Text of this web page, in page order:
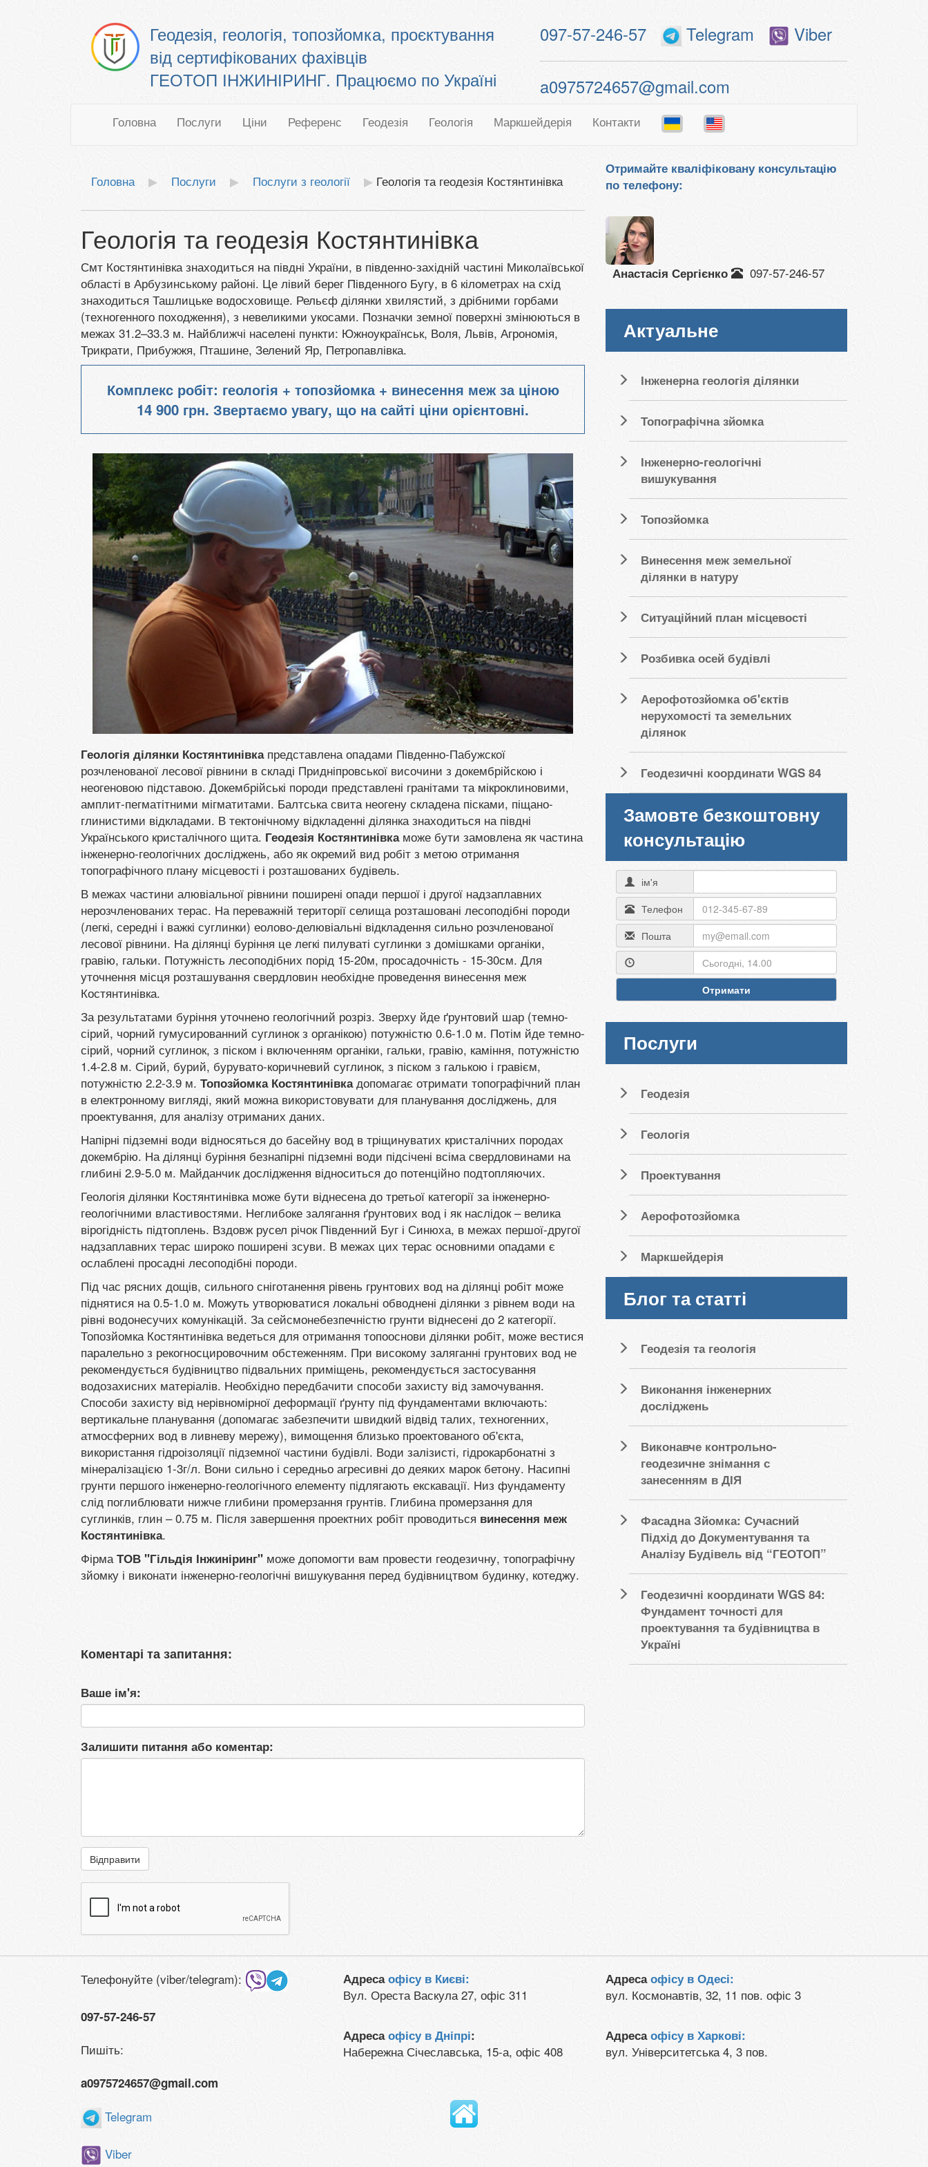
Геодезія, геологія, топозйомка, проєктування
від сертифікованих фахівців
ГЕОТОП ІНЖИНІРИНГ. Працюємо по Україні
097-57-246-57 Telegram Viber
a0975724657@gmail.com
Головна Послуги Ціни Референс Геодезія Геологія Маркшейдерія Контакти
Головна Послуги Послуги з геології Геологія та геодезія Костянтинівка
Геологія та геодезія Костянтинівка
Смт Костянтинівка знаходиться на півдні України, в південно-західній частині Миколаївської
області в Арбузинському районі. Це лівий берег Південного Бугу, в 6 кілометрах на схід
знаходиться Ташлицьке водосховище. Рельєф ділянки хвилястий, з дрібними горбами
(техногенного походження), з невеликими укосами. Позначки земної поверхні змінюються в
межах 31.2–33.3 м. Найближчі населені пункти: Южноукраїнськ, Воля, Львів, Агрономія,
Трикрати, Прибужжя, Пташине, Зелений Яр, Петропавлівка.
Комплекс робіт: геологія + топозйомка + винесення меж за ціною
14 900 грн. Звертаємо увагу, що на сайті ціни орієнтовні.
Геологія ділянки Костянтинівкапредставлена опадами Південно-Пабужскої
розчленованої лесової рівнини в складі Придніпровської височини з докембрійскою і
неогеновою підставою. Докембрійські породи представлені гранітами та мікроклиновими,
амплит-пегматітними мігматитами. Балтська свита неогену складена пісками, піщано-
глинистими відкладами. В тектонічному відкладенні ділянка знаходиться на півдні
Українського кристалічного щита. Геодезія Костянтинівкаможе бути замовлена як частина
інженерно-геологічних досліджень, або як окремий вид робіт з метою отримання
топографічного плану місцевості і розташованих будівель.
В межах частини алювіальної рівнини поширені опади першої і другої надзаплавних
нерозчленованих терас. На переважній території селища розташовані лесоподібні породи
(легкі, середні і важкі суглинки) еолово-делювіальні відкладення сильно розчленованої
лесової рівнини. На ділянці буріння це легкі пилуваті суглинки з домішками органіки,
гравію, гальки. Потужність лесоподібних порід 15-20м, просадочність - 15-30см. Для
уточнення місця розташування свердловин необхідне проведення винесення меж
Костянтинівка.
За результатами буріння уточнено геологічний розріз. Зверху йде ґрунтовий шар (темно-
сірий, чорний гумусированний суглинок з органікою) потужністю 0.6-1.0 м. Потім йде темно-
сірий, чорний суглинок, з піском і включенням органіки, гальки, гравію, каміння, потужністю
1.4-2.8 м. Сірий, бурий, бурувато-коричневий суглинок, з піском з галькою і гравієм,
потужністю 2.2-3.9 м. Топозйомка Костянтинівкадопомагає отримати топографічний план
в електронному вигляді, який можна використовувати для планування досліджень, для
проектування, для аналізу отриманих даних.
Напірні підземні води відносяться до басейну вод в тріщинуватих кристалічних породах
докембрію. На ділянці буріння безнапірні підземні води підсічені всіма свердловинами на
глибині 2.9-5.0 м. Майданчик дослідження відноситься до потенційно подтопляючих.
Геологія ділянки Костянтинівка може бути віднесена до третьої категорії за інженерно-
геологічними властивостями. Неглибоке залягання ґрунтових вод і як наслідок – велика
вірогідність підтоплень. Вздовж русел річок Південний Буг і Синюха, в межах першої-другої
надзаплавних терас широко поширені зсуви. В межах цих терас основними опадами є
ослаблені просадні лесоподібні породи.
Під час рясних дощів, сильного сніготанення рівень грунтових вод на ділянці робіт може
піднятися на 0.5-1.0 м. Можуть утворюватися локальні обводнені ділянки з рівнем води на
рівні водонесучих комунікацій. За сейсмонебезпечністю грунти віднесені до 2 категорії.
Топозйомка Костянтинівка ведеться для отримання топооснови ділянки робіт, може вестися
паралельно з рекогносцировочним обстеженням. При високому заляганні грунтових вод не
рекомендується будівництво підвальних приміщень, рекомендується застосування
водозахисних матеріалів. Необхідно передбачити способи захисту від замочування.
Способи захисту від нерівномірної деформації ґрунту під фундаментами включають:
вертикальне планування (допомагає забезпечити швидкий відвід талих, техногенних,
атмосферних вод в ливневу мережу), вимощення близько проектованого об'єкта,
використання гідроізоляції підземної частини будівлі. Води залізисті, гідрокарбонатні з
мінералізацією 1-3г/л. Вони сильно і середньо агресивні до деяких марок бетону. Насипні
грунти першого інженерно-геологічного елементу підлягають екскавації. Низ фундаменту
слід поглиблювати нижче глибини промерзання грунтів. Глибина промерзання для
суглинків, глин – 0.75 м. Після завершення проектних робіт проводиться винесення меж
Костянтинівка.
Фірма ТОВ "Гільдія Інжиніринг" може допомогти вам провести геодезичну, топографічну
зйомку і виконати інженерно-геологічні вишукування перед будівництвом будинку, котеджу.
Коментарі та запитання:
Ваше ім'я:
Залишити питання або коментар:
Відправити
Отримайте кваліфіковану консультацію
по телефону:
Анастасія Сергієнко 097-57-246-57
Актуальне
Інженерна геологія ділянки
Топографічна зйомка
Інженерно-геологічні
вишукування
Топозйомка
Винесення меж земельної
ділянки в натуру
Ситуаційний план місцевості
Розбивка осей будівлі
Аерофотозйомка об'єктів
нерухомості та земельних
ділянок
Геодезичні координати WGS 84
Замовте безкоштовну
консультацію
ім'я
Телефон
Пошта
Отримати
Послуги
Геодезія
Геологія
Проектування
Аерофотозйомка
Маркшейдерія
Блог та статті
Геодезія та геологія
Виконання інженерних
досліджень
Виконавче контрольно-
геодезичне знімання с
занесенням в ДІЯ
Фасадна Зйомка: Сучасний
Підхід до Документування та
Аналізу Будівель від “ГЕОТОП”
Геодезичні координати WGS 84:
Фундамент точності для
проектування та будівництва в
Україні
Телефонуйте (viber/telegram):
097-57-246-57
Пишіть:
a0975724657@gmail.com
Telegram
Viber
Адресаофісу в Києві:
Вул. Ореста Васкула 27, офіс 311
Адресаофісу в Дніпрі:
Набережна Січеславська, 15-а, офіс 408
Адресаофісу в Одесі:
вул. Космонавтів, 32, 11 пов. офіс 3
Адресаофісу в Харкові:
вул. Університетська 4, 3 пов.